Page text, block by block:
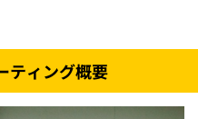
ティング概要